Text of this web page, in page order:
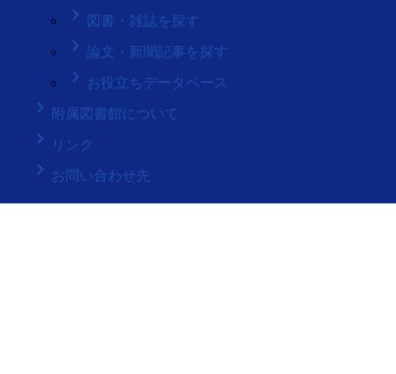
keyboard_arrow_right 図書・雑誌を探す
keyboard_arrow_right 論文・新聞記事を探す
keyboard_arrow_right お役立ちデータベース
keyboard_arrow_right 附属図書館について
keyboard_arrow_right リンク
keyboard_arrow_right お問い合わせ先